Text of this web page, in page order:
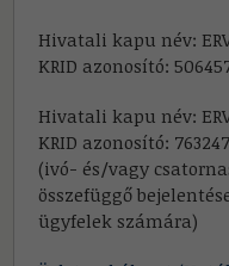
Hivatali kapu név:
KRID azonosító:
Hivatali kapu név:
KRID azonosító:
(ivó- és/vagy
összefüggő
ügyfelek számára)